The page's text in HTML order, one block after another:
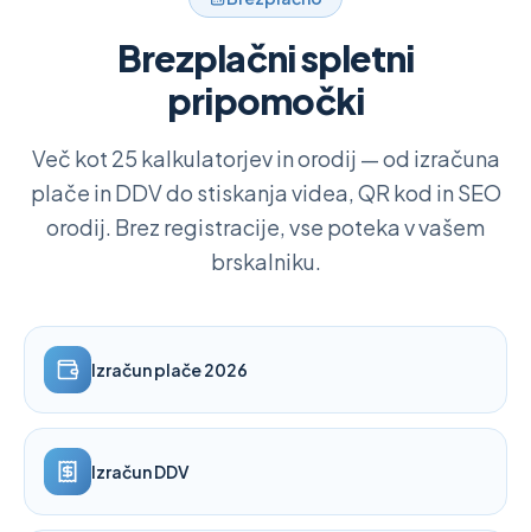
Brezplačni spletni
pripomočki
Več kot 25 kalkulatorjev in orodij — od izračuna
plače in DDV do stiskanja videa, QR kod in SEO
orodij. Brez registracije, vse poteka v vašem
brskalniku.
Izračun plače 2026
Izračun DDV